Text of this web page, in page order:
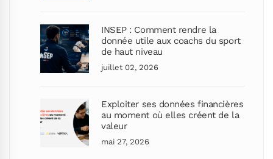
INSEP : Comment rendre la
donnée utile aux coachs du sport
de haut niveau
juillet 02, 2026
Exploiter ses données financières
au moment où elles créent de la
valeur
mai 27, 2026